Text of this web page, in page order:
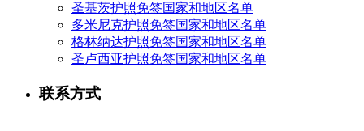
圣基茨护照免签国家和地区名单
多米尼克护照免签国家和地区名单
格林纳达护照免签国家和地区名单
圣卢西亚护照免签国家和地区名单
联系方式